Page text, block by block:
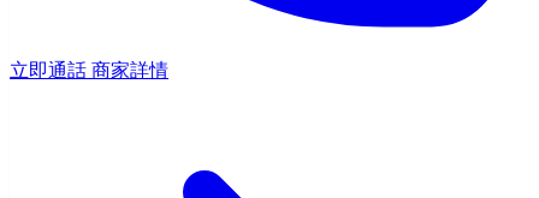
立即通話 商家詳情